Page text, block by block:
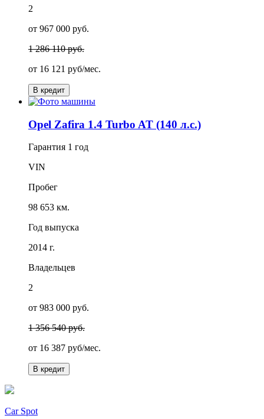
2
от 967 000 руб.
1 286 110 руб.
от 16 121 руб/мес.
В кредит
Opel Zafira 1.4 Turbo AT (140 л.с.)
Гарантия 1 год
VIN
Пробег
98 653 км.
Год выпуска
2014 г.
Владельцев
2
от 983 000 руб.
1 356 540 руб.
от 16 387 руб/мес.
В кредит
Car Spot